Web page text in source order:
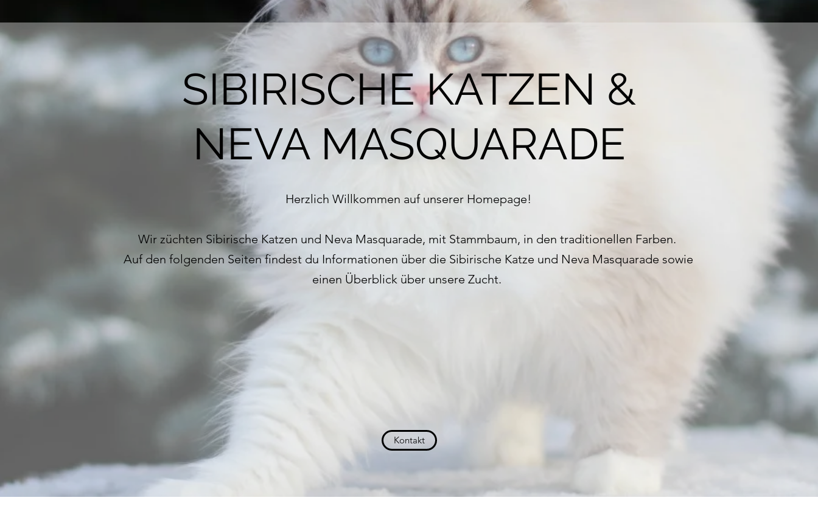
SIBIRISCHE KATZEN &
NEVA MASQUARADE
Herzlich Willkommen auf unserer Homepage!
Wir züchten Sibirische Katzen und Neva Masquarade, mit Stammbaum, in den traditionellen Farben.
Auf den folgenden Seiten findest du Informationen über die Sibirische Katze und Neva Masquarade sowie
einen Überblick über unsere Zucht.
Kontakt